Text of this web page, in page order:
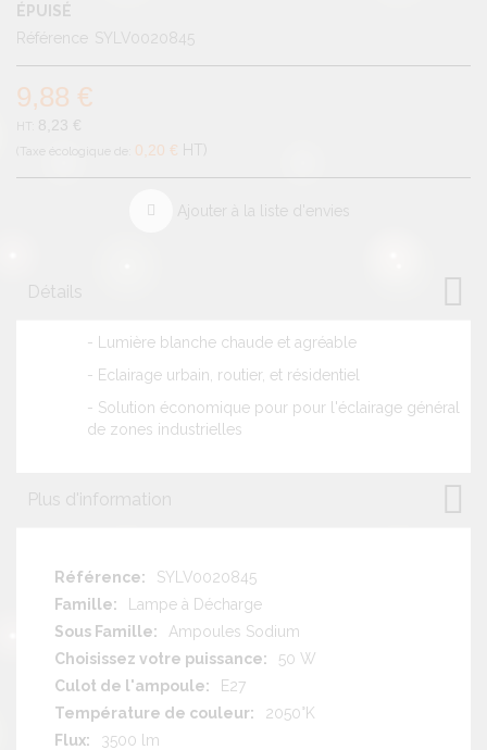
ÉPUISÉ
Référence SYLV0020845
9,88 €
8,23 €
0,20 € HT
Ajouter à la liste d'envies
Détails
- Lumière blanche chaude et agréable
- Eclairage urbain, routier, et résidentiel
- Solution économique pour pour l'éclairage général
de zones industrielles
Plus d'information
Plus
d'information
SYLV0020845
Lampe à Décharge
Ampoules Sodium
50 W
E27
2050°K
3500 lm